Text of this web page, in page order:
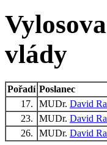
vlády
Pořadí Poslanec
17.
MUDr. David
23.
MUDr. David
26.
MUDr. David